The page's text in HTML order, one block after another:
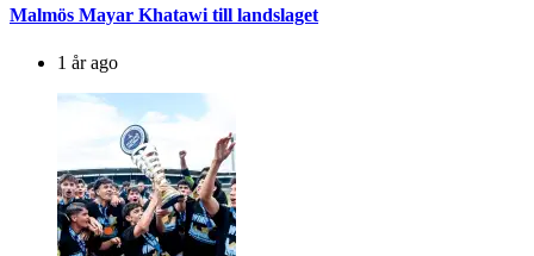
Malmös Mayar Khatawi till landslaget
1 år ago